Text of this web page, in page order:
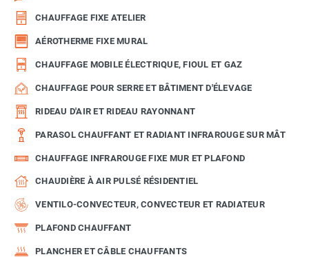
CHAUFFAGE FIXE ATELIER
AÉROTHERME FIXE MURAL
CHAUFFAGE MOBILE ÉLECTRIQUE, FIOUL ET GAZ
CHAUFFAGE POUR SERRE ET BÂTIMENT D'ÉLEVAGE
RIDEAU D'AIR ET RIDEAU RAYONNANT
PARASOL CHAUFFANT ET RADIANT INFRAROUGE SUR MÂT
CHAUFFAGE INFRAROUGE FIXE MUR ET PLAFOND
CHAUDIÈRE À AIR PULSÉ RÉSIDENTIEL
VENTILO-CONVECTEUR, CONVECTEUR ET RADIATEUR
PLAFOND CHAUFFANT
PLANCHER ET CÂBLE CHAUFFANTS